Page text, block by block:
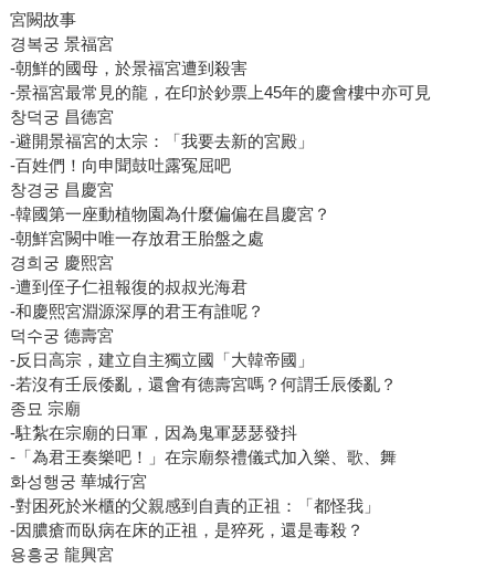
宮闕故事
경복궁 景福宮
-朝鮮的國母，於景福宮遭到殺害
-景福宮最常見的龍，在印於鈔票上45年的慶會樓中亦可見
창덕궁 昌德宮
-避開景福宮的太宗：「我要去新的宮殿」
-百姓們！向申聞鼓吐露冤屈吧
창경궁 昌慶宮
-韓國第一座動植物園為什麼偏偏在昌慶宮？
-朝鮮宮闕中唯一存放君王胎盤之處
경희궁 慶熙宮
-遭到侄子仁祖報復的叔叔光海君
-和慶熙宮淵源深厚的君王有誰呢？
덕수궁 德壽宮
-反日高宗，建立自主獨立國「大韓帝國」
-若沒有壬辰倭亂，還會有德壽宮嗎？何謂壬辰倭亂？
종묘 宗廟
-駐紮在宗廟的日軍，因為鬼軍瑟瑟發抖
-「為君王奏樂吧！」在宗廟祭禮儀式加入樂、歌、舞
화성행궁 華城行宮
-對困死於米櫃的父親感到自責的正祖：「都怪我」
-因膿瘡而臥病在床的正祖，是猝死，還是毒殺？
용흥궁 龍興宮